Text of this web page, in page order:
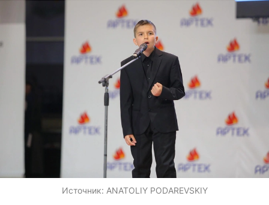
Источник: ANATOLIY PODAREVSKIY